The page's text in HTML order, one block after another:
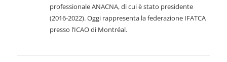
professionale ANACNA, di cui è stato presidente
(2016-2022). Oggi rappresenta la federazione IFATCA
presso l’ICAO di Montréal.